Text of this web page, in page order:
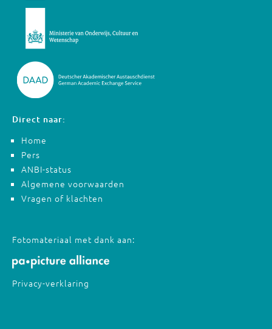
Direct naar:
Home
Pers
ANBI-status
Algemene voorwaarden
Vragen of klachten
Fotomateriaal met dank aan:
Privacy-verklaring